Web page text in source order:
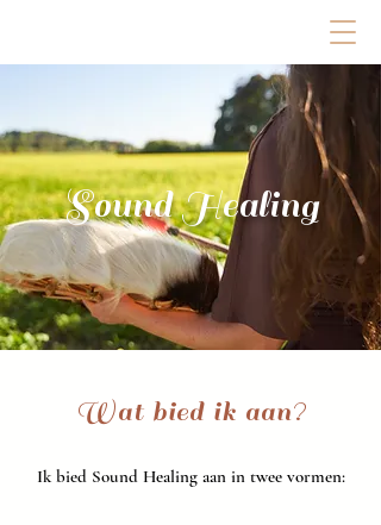
Sound Healing
Wat bied ik aan?
Ik bied Sound Healing aan in twee vormen: